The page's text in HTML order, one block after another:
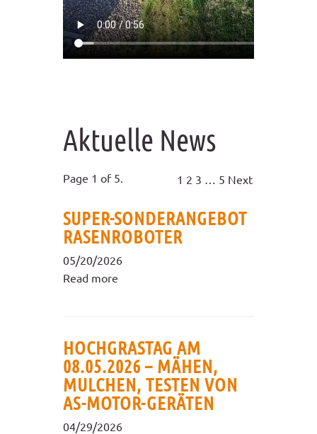
Aktuelle News
Page 1 of 5. 1 2 3 5 Next
SUPER-SONDERANGEBOT
RASENROBOTER
05/20/2026
Read more
HOCHGRASTAG AM
08.05.2026 – MÄHEN,
MULCHEN, TESTEN VON
AS-MOTOR-GERÄTEN
04/29/2026